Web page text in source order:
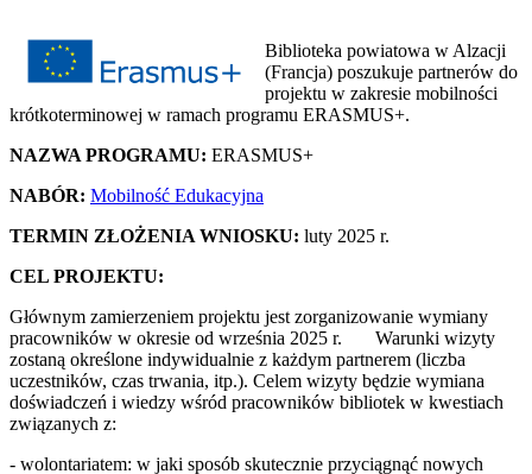
Biblioteka powiatowa w Alzacji
(Francja) poszukuje partnerów do
projektu w zakresie mobilności
krótkoterminowej w ramach programu ERASMUS+.
NAZWA PROGRAMU: ERASMUS+
NABÓR: Mobilność Edukacyjna
TERMIN ZŁOŻENIA WNIOSKU: luty 2025 r.
CEL PROJEKTU:
Głównym zamierzeniem projektu jest zorganizowanie wymiany
pracowników w okresie od września 2025 r. Warunki wizyty
zostaną określone indywidualnie z każdym partnerem (liczba
uczestników, czas trwania, itp.). Celem wizyty będzie wymiana
doświadczeń i wiedzy wśród pracowników bibliotek w kwestiach
związanych z:
- wolontariatem: w jaki sposób skutecznie przyciągnąć nowych